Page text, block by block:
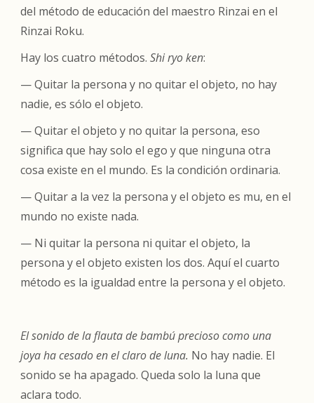
del método de educación del maestro Rinzai en el
Rinzai Roku.
Hay los cuatro métodos. Shi ryo ken:
— Quitar la persona y no quitar el objeto, no hay
nadie, es sólo el objeto.
— Quitar el objeto y no quitar la persona, eso
significa que hay solo el ego y que ninguna otra
cosa existe en el mundo. Es la condición ordinaria.
— Quitar a la vez la persona y el objeto es mu, en el
mundo no existe nada.
— Ni quitar la persona ni quitar el objeto, la
persona y el objeto existen los dos. Aquí el cuarto
método es la igualdad entre la persona y el objeto.
El sonido de la flauta de bambú precioso como una
joya ha cesado en el claro de luna. No hay nadie. El
sonido se ha apagado. Queda solo la luna que
aclara todo.